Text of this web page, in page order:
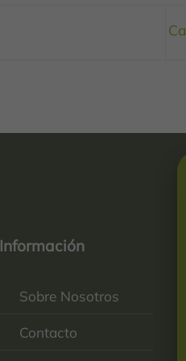
Información
Sobre Nosotros
Contacto